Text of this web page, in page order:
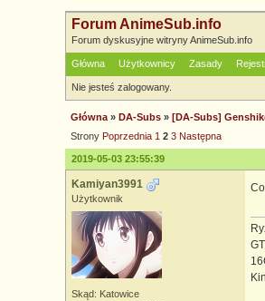
Forum AnimeSub.info
Forum dyskusyjne witryny AnimeSub.info
Główna Użytkownicy Zasady
Nie jesteś zalogowany.
Główna » DA-Subs » [DA-Subs]
Strony Poprzednia 1 2 3 Następna
2019-05-03 23:55:39
Kamiyan3991
Użytkownik
Skąd: Katowice